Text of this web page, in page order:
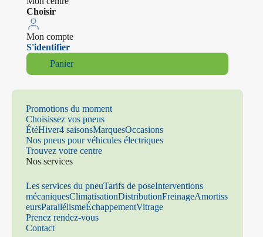
Choisir
Mon compte
S'identifier
Panier
Promotions du moment
Choisissez vos pneus
ÉtéHiver4 saisonsMarquesOccasions
Nos pneus pour véhicules électriques
Trouvez votre centre
Nos services
Les services du pneuTarifs de poseInterventions
mécaniquesClimatisationDistributionFreinageAmortiss
eursParallélismeÉchappementVitrage
Prenez rendez-vous
Contact